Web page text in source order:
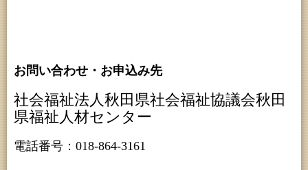
お問い合わせ・お申込み先
社会福祉法人秋田県社会福祉協議会秋田
県福祉人材センター
電話番号：018-864-3161